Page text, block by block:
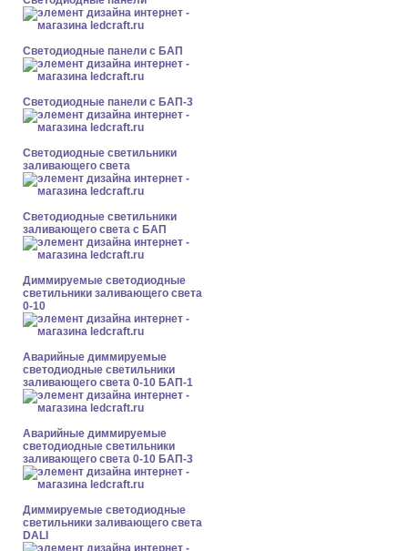
Cветодиодные панели с БАП
Cветодиодные панели с БАП-3
Светодиодные светильники
заливающего света
Светодиодные светильники
заливающего света с БАП
Диммируемые светодиодные
светильники заливающего света
0-10
Аварийные диммируемые
светодиодные светильники
заливающего света 0-10 БАП-1
Аварийные диммируемые
светодиодные светильники
заливающего света 0-10 БАП-3
Диммируемые светодиодные
светильники заливающего света
DALI